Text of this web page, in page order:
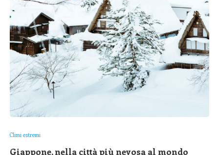
Climi estremi
Giappone, nella città più nevosa al mondo